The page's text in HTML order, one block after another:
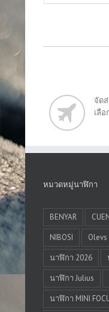
จัด
เลื
หมวดหมู่นาฬิกา
BENYAR
NIBOSI
Olevs
นาฬิกา 2026
นาฬิกา Julius
นาฬิกา MINI